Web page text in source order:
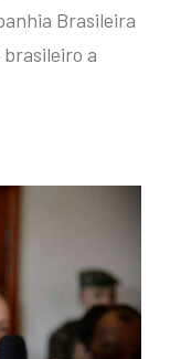
Brasileira
a